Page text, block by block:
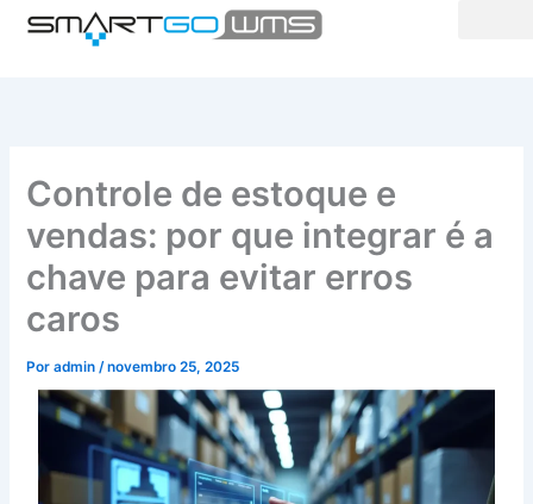
Controle de estoque e
vendas: por que integrar é a
chave para evitar erros
caros
Poradmin/novembro 25, 2025